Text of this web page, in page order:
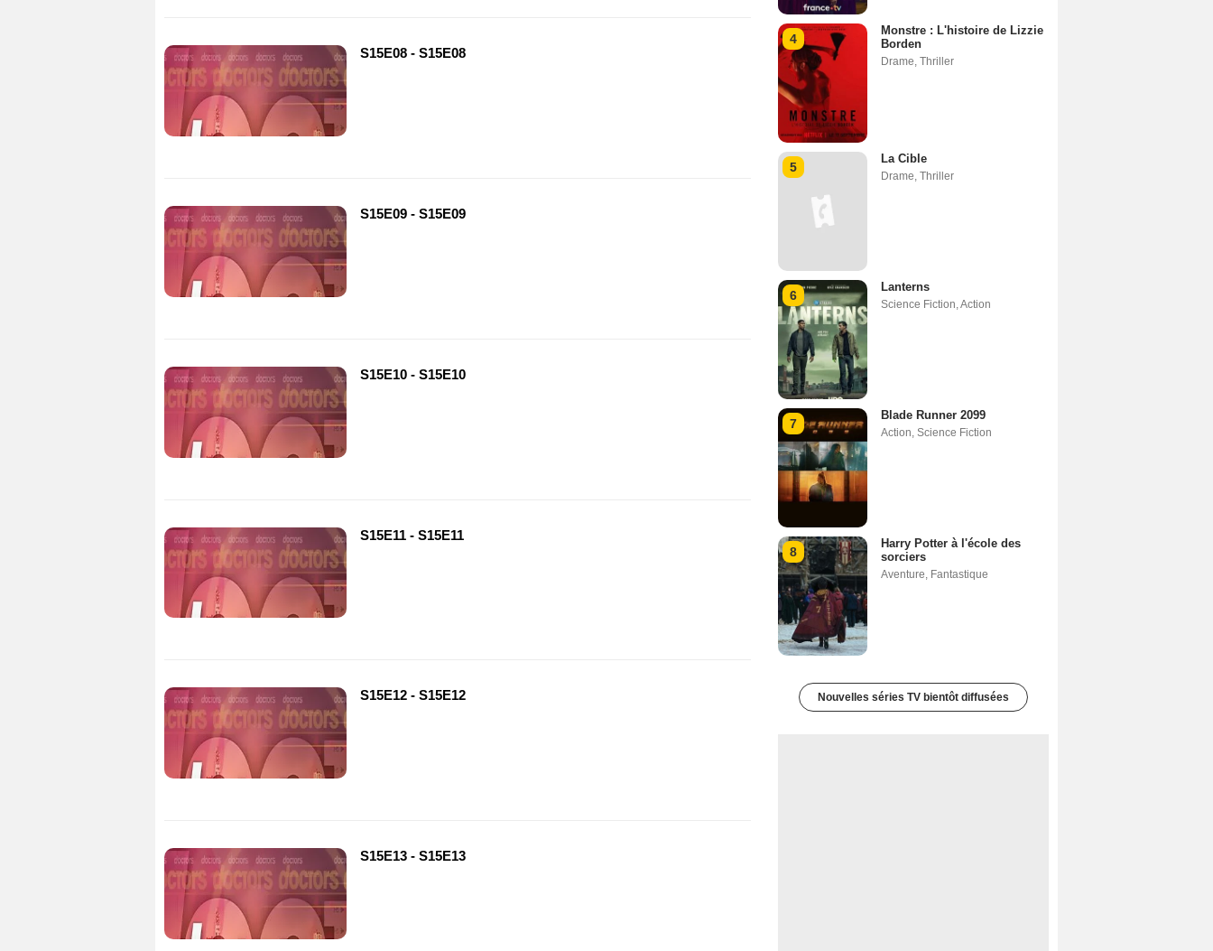
S15E08 - S15E08
S15E09 - S15E09
S15E10 - S15E10
S15E11 - S15E11
S15E12 - S15E12
S15E13 - S15E13
4
Monstre : L'histoire de Lizzie
Borden
Drame Thriller
5
La Cible
Drame Thriller
6
Lanterns
Science Fiction Action
7
Blade Runner 2099
Action Science Fiction
8
Harry Potter à l'école des
sorciers
Aventure Fantastique
Nouvelles séries TV bientôt diffusées